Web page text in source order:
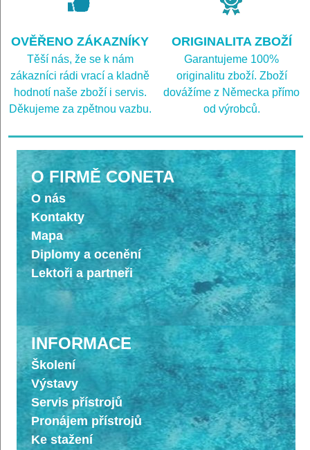
OVĚŘENO ZÁKAZNÍKY
Těší nás, že se k nám
zákazníci rádi vrací a kladně
hodnotí naše zboží i servis.
Děkujeme za zpětnou vazbu.
ORIGINALITA ZBOŽÍ
Garantujeme 100%
originalitu zboží. Zboží
dovážíme z Německa přímo
od výrobců.
O FIRMĚ CONETA
O nás
Kontakty
Mapa
Diplomy a ocenění
Lektoři a partneři
INFORMACE
Školení
Výstavy
Servis přístrojů
Pronájem přístrojů
Ke stažení